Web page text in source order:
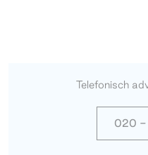
Telefonisch
020 -